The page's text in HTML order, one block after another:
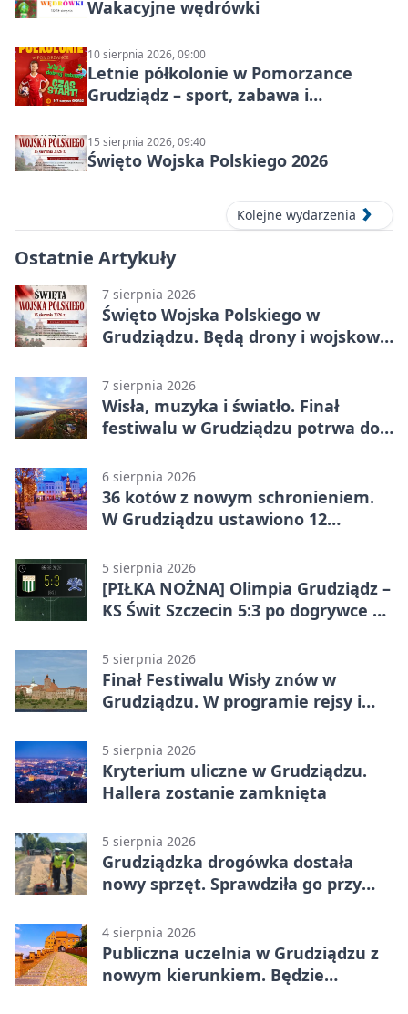
Wakacyjne wędrówki
10 sierpnia 2026, 09:00
Letnie półkolonie w Pomorzance
Grudziądz – sport, zabawa i
15 sierpnia 2026, 09:40
Święto Wojska Polskiego 2026
Kolejne wydarzenia
Ostatnie Artykuły
7 sierpnia 2026
Święto Wojska Polskiego w
Grudziądzu. Będą drony i wojskowa
7 sierpnia 2026
Wisła, muzyka i światło. Finał
festiwalu w Grudziądzu potrwa do
6 sierpnia 2026
36 kotów z nowym schronieniem.
W Grudziądzu ustawiono 12
5 sierpnia 2026
[PIŁKA NOŻNA] Olimpia Grudziądz –
KS Świt Szczecin 5:3 po dogrywce w
odwrócili losy meczu
5 sierpnia 2026
Finał Festiwalu Wisły znów w
Grudziądzu. W programie rejsy i
5 sierpnia 2026
Kryterium uliczne w Grudziądzu.
Hallera zostanie zamknięta
5 sierpnia 2026
Grudziądzka drogówka dostała
nowy sprzęt. Sprawdziła go przy
4 sierpnia 2026
Publiczna uczelnia w Grudziądzu z
nowym kierunkiem. Będzie